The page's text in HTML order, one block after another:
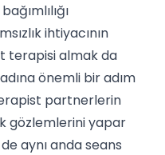
ihtiyacının
terapisi almak da
önemli bir adım
partnerlerin
gözlemlerini yapar
aynı anda seans